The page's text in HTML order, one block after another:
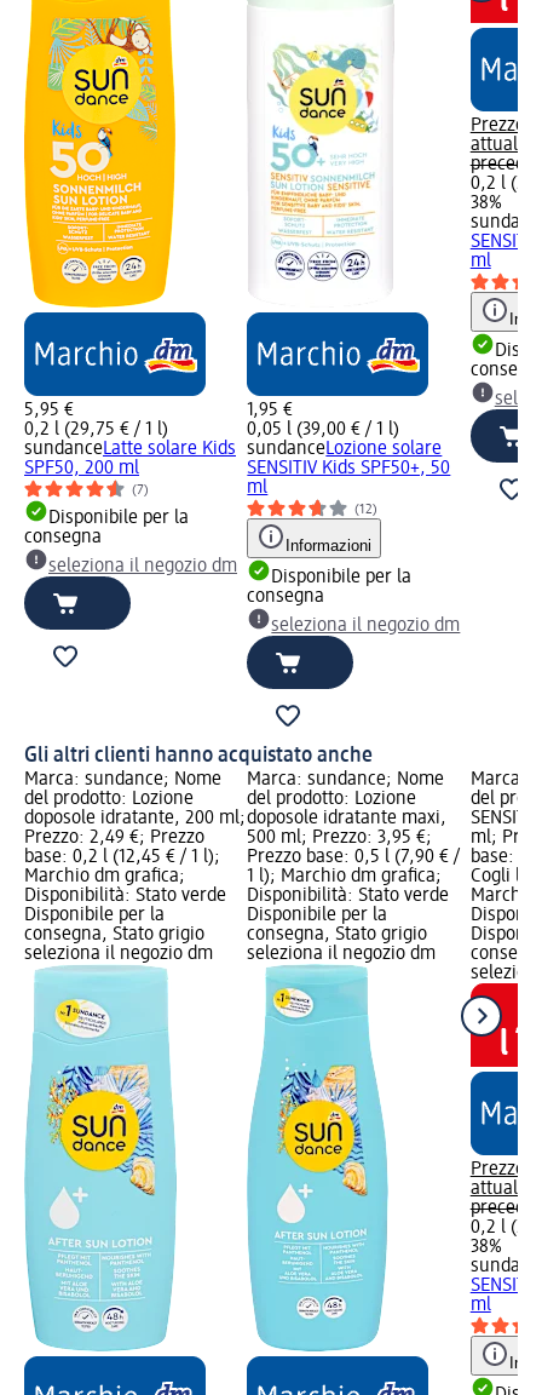
5,95 €
0,2 l (29,75 € / 1 l)
sundanceLatte solare Kids
SPF50, 200 ml
(7)
Disponibile per la
consegna
seleziona il negozio dm
1,95 €
0,05 l (39,00 € / 1 l)
sundanceLozione solare
SENSITIV Kids SPF50+, 50
ml
(12)
Informazioni
Disponibile per la
consegna
seleziona il negozio dm
Prezzo
attuale:
0,2 l
38%
ml
Gli altri clienti hanno acquistato anche
Marca: sundance; Nome
del prodotto: Lozione
doposole idratante, 200 ml;
Prezzo: 2,49 €; Prezzo
base: 0,2 l (12,45 € / 1 l);
Marchio dm grafica;
Disponibilità: Stato verde
Disponibile per la
consegna, Stato grigio
seleziona il negozio dm
Marca: sundance; Nome
del prodotto: Lozione
doposole idratante maxi,
500 ml; Prezzo: 3,95 €;
Prezzo base: 0,5 l (7,90 € /
1 l); Marchio dm grafica;
Disponibilità: Stato verde
Disponibile per la
consegna, Stato grigio
seleziona il negozio dm
Marca:
del
ml;
base:
Cogli
Marchio
Prezzo
attuale:
0,2 l
38%
ml